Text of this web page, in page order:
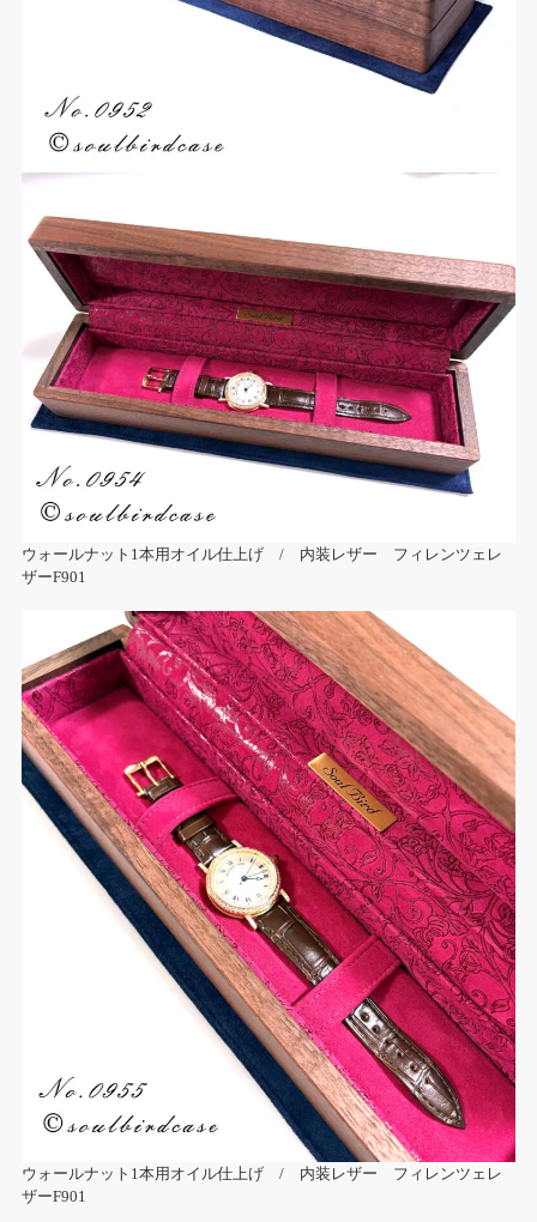
ウォールナット1本用オイル仕上げ / 内装レザー フィレンツェレ
ザーF901
ウォールナット1本用オイル仕上げ / 内装レザー フィレンツェレ
ザーF901